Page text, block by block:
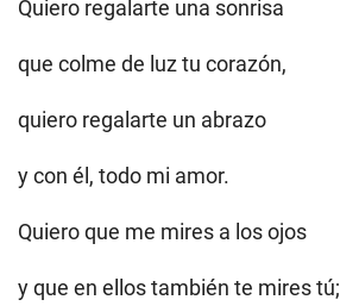
Quiero regalarte una sonrisa
que colme de luz tu corazón,
quiero regalarte un abrazo
y con él, todo mi amor.
Quiero que me mires a los ojos
y que en ellos también te mires tú;